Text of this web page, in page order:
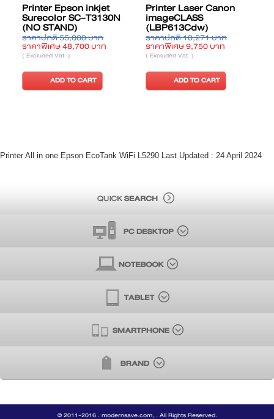
Printer Epson inkjet
Surecolor SC-T3130N
(NO STAND)
ราคาปกติ 55,000 บาท
ราคาพิเศษ 48,700 บาท
( Excluded Vat. )
ADD TO CART
Printer Laser Canon
imageCLASS
(LBP613Cdw)
ราคาปกติ 10,271 บาท
ราคาพิเศษ 9,750 บาท
( Excluded Vat. )
ADD TO CART
Printer All in one Epson EcoTank WiFi L5290 Last Updated : 24 April 2024
© 2011-2016 . modernsave.com, . All Rights Reserved.